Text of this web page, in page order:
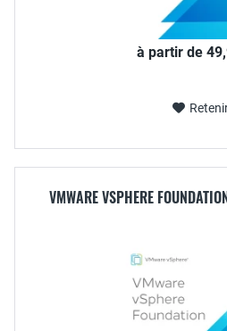
à partir de
VMWARE VSPHERE